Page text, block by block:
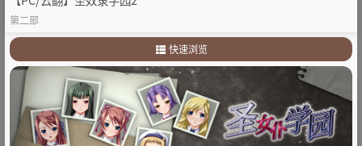
第二部
快速浏览
1.故事简介
2